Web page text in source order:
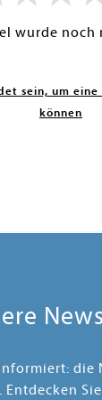
wurde noch
sein, um
können
die
Entdecken